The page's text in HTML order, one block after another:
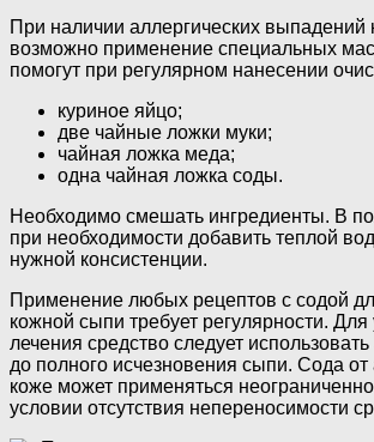
При наличии аллергических выпадений
возможно применение специальных
помогут при регулярном нанесении
куриное яйцо;
две чайные ложки муки;
чайная ложка меда;
одна чайная ложка соды.
Необходимо смешать ингредиенты. В
при необходимости добавить теплой
нужной консистенции.
Применение любых рецептов с содой
кожной сыпи требует регулярности.
лечения средство следует
до полного исчезновения сыпи. Сода от
коже может применяться
условии отсутствия непереносимости